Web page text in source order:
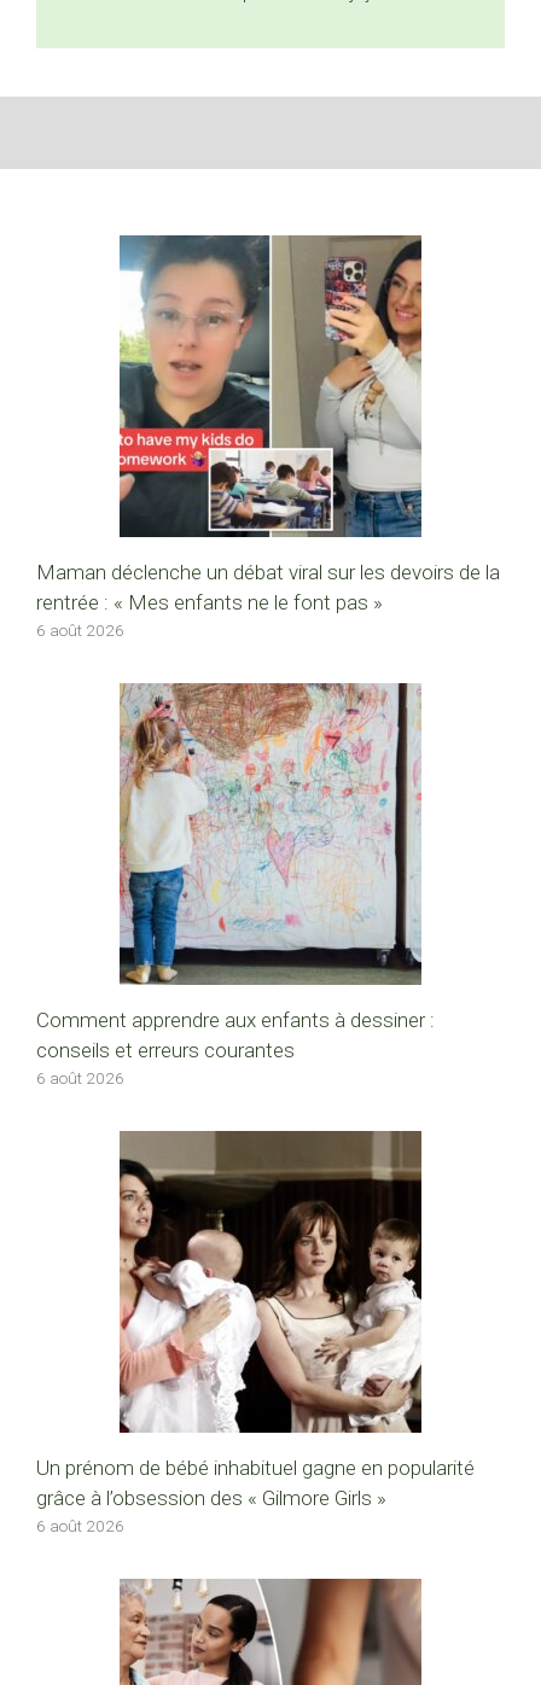
Maman déclenche un débat viral sur les devoirs de la
rentrée : « Mes enfants ne le font pas »
6 août 2026
Comment apprendre aux enfants à dessiner :
conseils et erreurs courantes
6 août 2026
Un prénom de bébé inhabituel gagne en popularité
grâce à l’obsession des « Gilmore Girls »
6 août 2026